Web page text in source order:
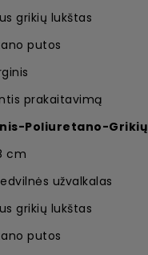
grikių lukštas
putos
prakaitavimą
Poliuretano-Grikių
cm
užvalkalas
grikių lukštas
putos